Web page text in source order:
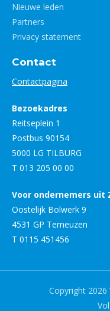
Nieuwe leden
Partners
Privacy statement
Contact
Contactpagina
Bezoekadres
Reitseplein 1
Postbus 90154
5000 LG TILBURG
T 013 205 00 00
Voor ondernemers uit
Oostelijk Bolwerk 9
4531 GP Terneuzen
T 0115 451456
Copyright 2026